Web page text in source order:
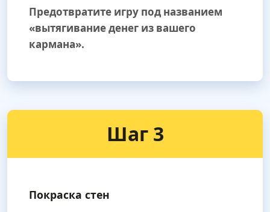
Предотвратите игру под названием
«вытягивание денег из вашего
кармана».
Шаг 3
Покраска стен